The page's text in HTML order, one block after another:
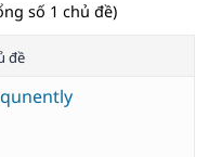
số 1 chủ đề)
đề